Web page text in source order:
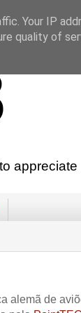
alemã de
Your IP
quality of